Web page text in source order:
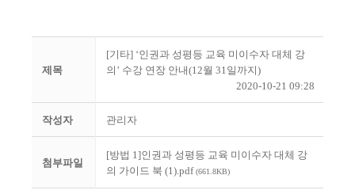
제목
[기타] ‘인권과 성평등 교육 미이수자 대체 강
의’ 수강 연장 안내(12월 31일까지)
2020-10-21 09:28
작성자 관리자
첨부파일
[방법 1]인권과 성평등 교육 미이수자 대체 강
의 가이드 북 (1).pdf(661.8KB)